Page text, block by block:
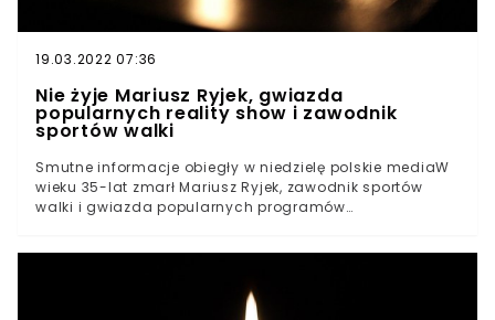
19.03.2022 07:36
Nie żyje Mariusz Ryjek, gwiazda
popularnych reality show i zawodnik
sportów walki
Smutne informacje obiegły w niedzielę polskie mediaW
wieku 35-lat zmarł Mariusz Ryjek, zawodnik sportów
walki i gwiazda popularnych programów
niedzielę znaleziono go martwegoNie żyje Mariusz Ryjek,
35-letni zawodnik sportów walki, a także gwiazda